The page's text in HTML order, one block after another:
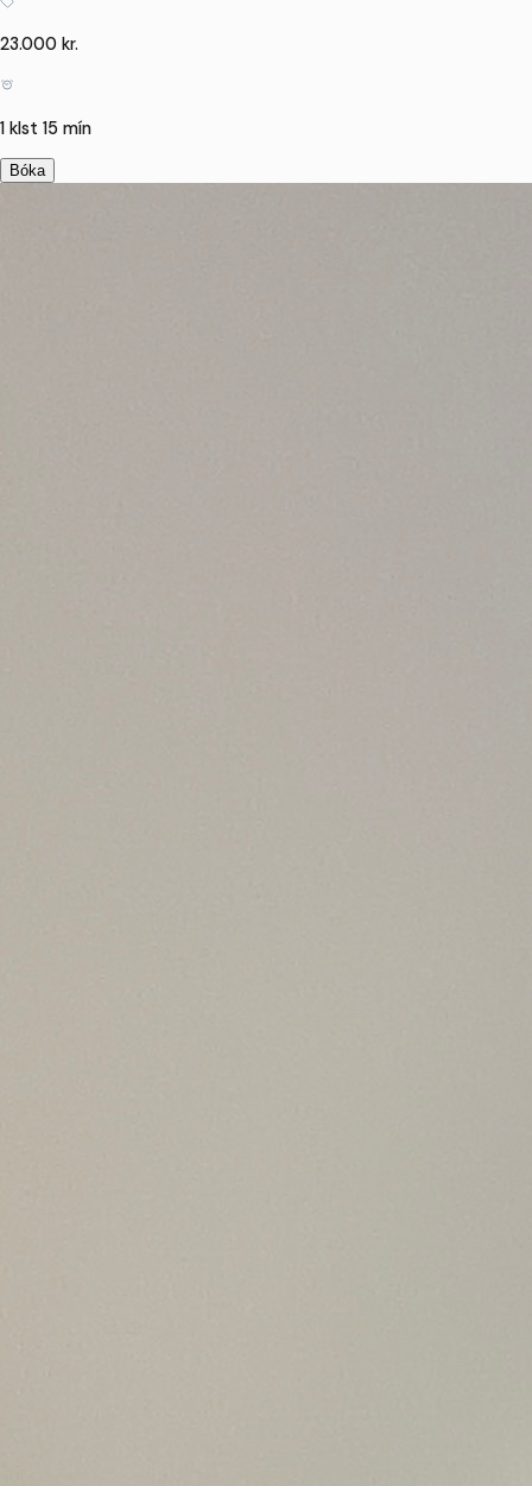
23.000 kr.
1 klst 15 mín
Bóka